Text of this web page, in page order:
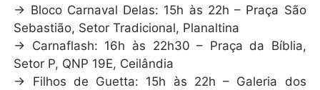
→ Bloco Carnaval Delas: 15h às 22h – Praça São
Sebastião, Setor Tradicional, Planaltina
→ Carnaflash: 16h às 22h30 – Praça da Bíblia,
Setor P, QNP 19E, Ceilândia
→ Filhos de Guetta: 15h às 22h – Galeria dos